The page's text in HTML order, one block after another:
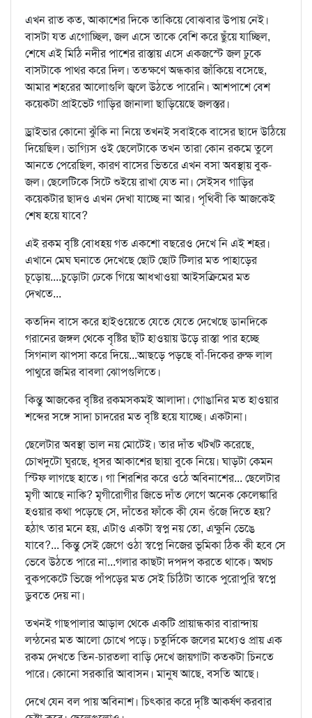
এখন রাত কত, আকাশের দিকে তাকিয়ে বোঝবার উপায় নেই।
বাসটা যত এগোচ্ছিল, জল এসে তাকে বেশি করে ছুঁয়ে যাচ্ছিল,
শেষে এই মিঠি নদীর পাশের রাস্তায় এসে একজস্টে জল ঢুকে
বাসটাকে পাথর করে দিল। ততক্ষণে অন্ধকার জাঁকিয়ে বসেছে,
আমার শহরের আলোগুলি জ্বলে উঠতে পারেনি। আশপাশে বেশ
কয়েকটা প্রাইভেট গাড়ির জানালা ছাড়িয়েছে জলস্তর।
ড্রাইভার কোনো ঝুঁকি না নিয়ে তখনই সবাইকে বাসের ছাদে উঠিয়ে
দিয়েছিল। ভাগ্যিস ওই ছেলেটাকে তখন তারা কোন রকমে তুলে
আনতে পেরেছিল, কারণ বাসের ভিতরে এখন বসা অবস্থায় বুক-
জল। ছেলেটিকে সিটে শুইয়ে রাখা যেত না। সেইসব গাড়ির
কয়েকটার ছাদও এখন দেখা যাচ্ছে না আর। পৃথিবী কি আজকেই
শেষ হয়ে যাবে?
এই রকম বৃষ্টি বোধহয় গত একশো বছরেও দেখে নি এই শহর।
এখানে মেঘ ঘনাতে দেখেছে ছোট ছোট টিলার মত পাহাড়ের
চূড়োয়....চুড়োটা ঢেকে গিয়ে আধখাওয়া আইসক্রিমের মত
দেখতে...
কতদিন বাসে করে হাইওয়েতে যেতে যেতে দেখেছে ডানদিকে
গরানের জঙ্গল থেকে বৃষ্টির ছাঁট হাওয়ায় উড়ে রাস্তা পার হচ্ছে
সিগনাল ঝাপসা করে দিয়ে...আছড়ে পড়ছে বাঁ-দিকের রুক্ষ লাল
পাথুরে জমির বাবলা ঝোপগুলিতে।
কিন্তু আজকের বৃষ্টির রকমসকমই আলাদা। গোঙানির মত হাওয়ার
শব্দের সঙ্গে সাদা চাদরের মত বৃষ্টি হয়ে যাচ্ছে। একটানা।
ছেলেটার অবস্থা ভাল নয় মোটেই। তার দাঁত খটখট করেছে,
চোখদুটো ঘুরছে, ধূসর আকাশের ছায়া বুকে নিয়ে। ঘাড়টা কেমন
স্টিফ লাগছে হাতে। গা শিরশির করে ওঠে অবিনাশের... ছেলেটার
মৃগী আছে নাকি? মৃগীরোগীর জিভে দাঁত লেগে অনেক কেলেঙ্কারি
হওয়ার কথা পড়েছে সে, দাঁতের ফাঁকে কী যেন গুঁজে দিতে হয়?
হঠাৎ তার মনে হয়, এটাও একটা স্বপ্ন নয় তো, এক্ষুনি ভেঙে
যাবে?... কিন্তু সেই জেগে ওঠা স্বপ্নে নিজের ভূমিকা ঠিক কী হবে সে
ভেবে উঠতে পারে না...গলার কাছটা দপদপ করতে থাকে। অথচ
বুকপকেটে ভিজে পাঁপড়ের মত সেই চিঠিটা তাকে পুরোপুরি স্বপ্নে
ডুবতে দেয় না।
তখনই গাছপালার আড়াল থেকে একটি প্রায়ান্ধকার বারান্দায়
লন্ঠনের মত আলো চোখে পড়ে। চতুর্দিকে জলের মধ্যেও প্রায় এক
রকম দেখতে তিন-চারতলা বাড়ি দেখে জায়গাটা কতকটা চিনতে
পারে। কোনো সরকারি আবাসন। মানুষ আছে, বসতি আছে।
দেখে যেন বল পায় অবিনাশ। চিৎকার করে দৃষ্টি আকর্ষণ করবার